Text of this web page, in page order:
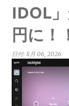
IDOL
円に！
日付: 8月 06, 2026